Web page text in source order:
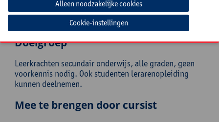
gebruik je de lespakketten die de projecten
inhoudelijk ondersteunen.
Doelgroep
Leerkrachten secundair onderwijs, alle graden, geen
voorkennis nodig. Ook studenten lerarenopleiding
kunnen deelnemen.
Mee te brengen door cursist
Cookie-instellingen